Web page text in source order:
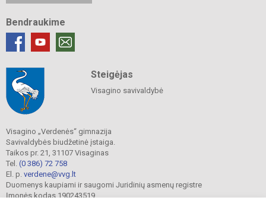
Bendraukime
Steigėjas
Visagino savivaldybė
Visagino „Verdenės“ gimnazija
Savivaldybės biudžetinė įstaiga.
Taikos pr. 21, 31107 Visaginas
Tel. (0 386) 72 758
El. p. verdene@vvg.lt
Duomenys kaupiami ir saugomi Juridinių asmenų registre
Įmonės kodas 190243519